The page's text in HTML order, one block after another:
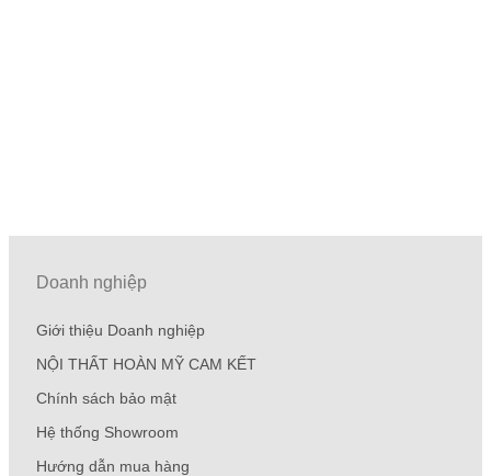
Doanh nghiệp
Giới thiệu Doanh nghiệp
NỘI THẤT HOÀN MỸ CAM KẾT
Chính sách bảo mật
Hệ thống Showroom
Hướng dẫn mua hàng